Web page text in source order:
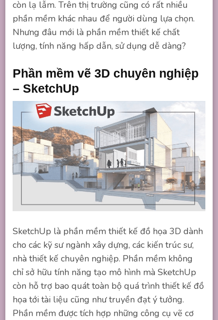
còn lạ lẫm. Trên thị trường cũng có rất nhiều
phần mềm khác nhau để người dùng lựa chọn.
Nhưng đâu mới là phần mềm thiết kế chất
lượng, tính năng hấp dẫn, sử dụng dễ dàng?
Phần mềm vẽ 3D chuyên nghiệp
– SketchUp
SketchUp là phần mềm thiết kế đồ họa 3D dành
cho các kỹ sư ngành xây dựng, các kiến trúc sư,
nhà thiết kế chuyên nghiệp. Phần mềm không
chỉ sở hữu tính năng tạo mô hình mà SketchUp
còn hỗ trợ bao quát toàn bộ quá trình thiết kế đồ
họa tới tài liệu cũng như truyền đạt ý tưởng.
Phần mềm được tích hợp những công cụ vẽ cơ